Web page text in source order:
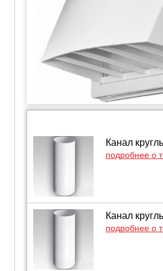
Канал
подробнее о
Канал
подробнее о